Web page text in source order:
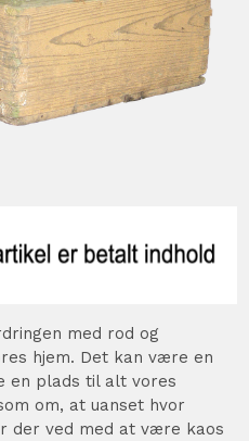
med rod og
hjem. Det kan være en
en plads til alt vores
om, at uanset hvor
der ved med at være kaos